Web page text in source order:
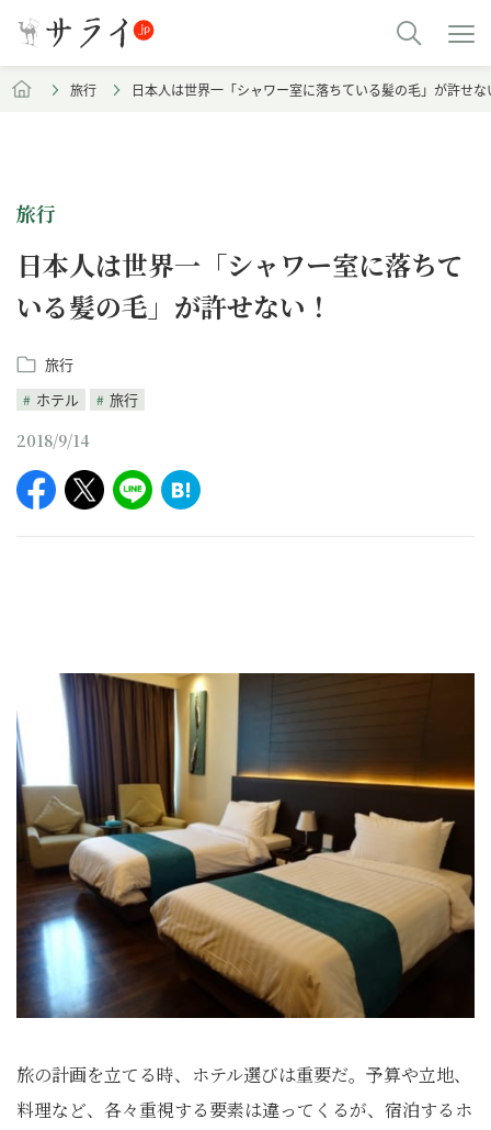
旅行 日本人は世界一「シャワー室に落ちている髪の毛」が許せな
旅行
日本人は世界一「シャワー室に落ちて
いる髪の毛」が許せない！
旅行
ホテル
旅行
2018/9/14
旅の計画を立てる時、ホテル選びは重要だ。予算や立地、
料理など、各々重視する要素は違ってくるが、宿泊するホ